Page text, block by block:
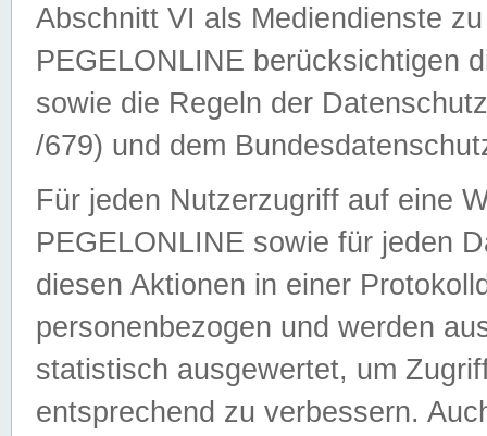
Abschnitt VI als Mediendienste
PEGELONLINE berücksichtigen
sowie die Regeln der
/679) und dem
Für jeden Nutzerzugriff auf eine
PEGELONLINE sowie für jeden
diesen Aktionen in einer
personenbezogen und werden
statistisch ausgewertet, um
entsprechend zu verbessern.